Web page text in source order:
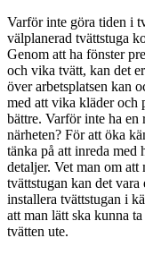
Varför inte göra tiden i
välplanerad tvättstuga
Genom att ha fönster
och vika tvätt, kan det
över arbetsplatsen kan
med att vika kläder och
bättre. Varför inte ha
närheten? För att öka
tänka på att inreda med
detaljer. Vet man om
tvättstugan kan det
installera tvättstugan i
att man lätt ska kunna
tvätten ute.